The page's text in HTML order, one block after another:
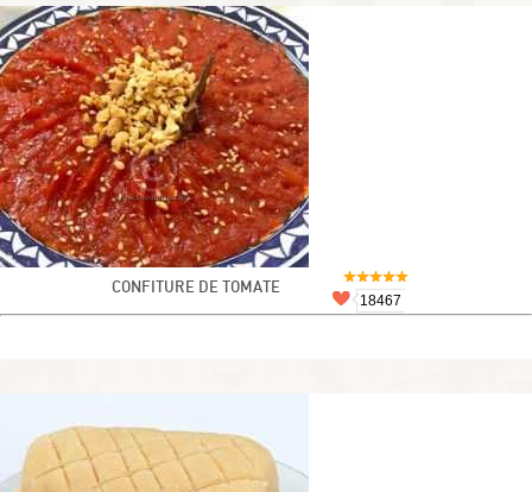
CONFITURE DE TOMATE
18467